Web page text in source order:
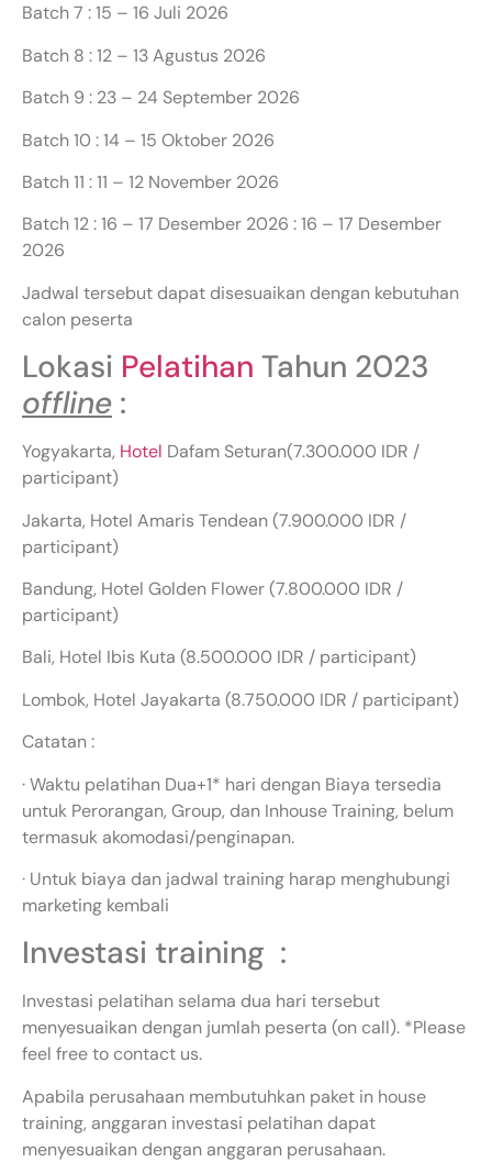
Batch 7 : 15 – 16 Juli 2026
Batch 8 : 12 – 13 Agustus 2026
Batch 9 : 23 – 24 September 2026
Batch 10 : 14 – 15 Oktober 2026
Batch 11 : 11 – 12 November 2026
Batch 12 : 16 – 17 Desember 2026 : 16 – 17 Desember
2026
Jadwal tersebut dapat disesuaikan dengan kebutuhan
calon peserta
Lokasi Pelatihan Tahun 2023
offline :
Yogyakarta, Hotel Dafam Seturan(7.300.000 IDR /
participant)
Jakarta, Hotel Amaris Tendean (7.900.000 IDR /
participant)
Bandung, Hotel Golden Flower (7.800.000 IDR /
participant)
Bali, Hotel Ibis Kuta (8.500.000 IDR / participant)
Lombok, Hotel Jayakarta (8.750.000 IDR / participant)
Catatan :
· Waktu pelatihan Dua+1* hari dengan Biaya tersedia
untuk Perorangan, Group, dan Inhouse Training, belum
termasuk akomodasi/penginapan.
· Untuk biaya dan jadwal training harap menghubungi
marketing kembali
Investasi training :
Investasi pelatihan selama dua hari tersebut
menyesuaikan dengan jumlah peserta (on call). *Please
feel free to contact us.
Apabila perusahaan membutuhkan paket in house
training, anggaran investasi pelatihan dapat
menyesuaikan dengan anggaran perusahaan.